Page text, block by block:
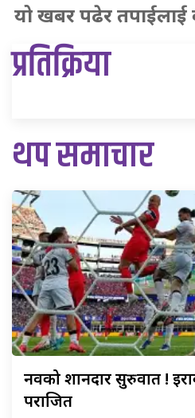
यो खबर पढेर
प्रतिक्रिया
थप समाचार
नर्वेकोशानदार सुरुवात !
पराजित